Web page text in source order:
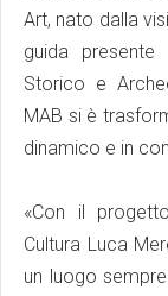
Art, nato dalla
guida
Storico e
MAB si è
dinamico e in
«Con il
Cultura Luca
un luogo